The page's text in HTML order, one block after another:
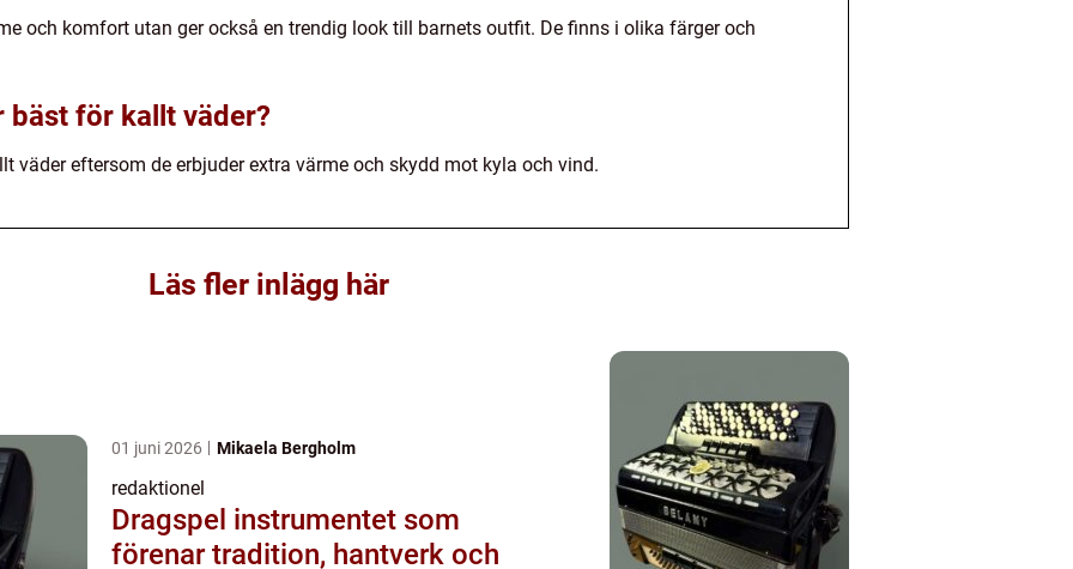
och komfort utan ger också en trendig look till barnets outfit. De finns i olika färger och
bäst för kallt väder?
väder eftersom de erbjuder extra värme och skydd mot kyla och vind.
Läs fler inlägg här
01 juni 2026 Mikaela Bergholm
redaktionel
Dragspel instrumentet som
förenar tradition, hantverk och